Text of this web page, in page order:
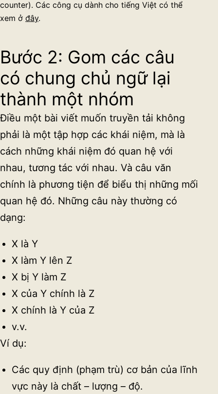
counter). Các công cụ dành cho tiếng Việt có thể
xem ở đây.
Bước 2: Gom các câu
có chung chủ ngữ lại
thành một nhóm
Điều một bài viết muốn truyền tải không
phải là một tập hợp các khái niệm, mà là
cách những khái niệm đó quan hệ với
nhau, tương tác với nhau. Và câu văn
chính là phương tiện để biểu thị những mối
quan hệ đó. Những câu này thường có
dạng:
X là Y
X làm Y lên Z
X bị Y làm Z
X của Y chính là Z
X chính là Y của Z
v.v.
Ví dụ:
Các quy định (phạm trù) cơ bản của lĩnh
vực này là chất – lượng – độ.